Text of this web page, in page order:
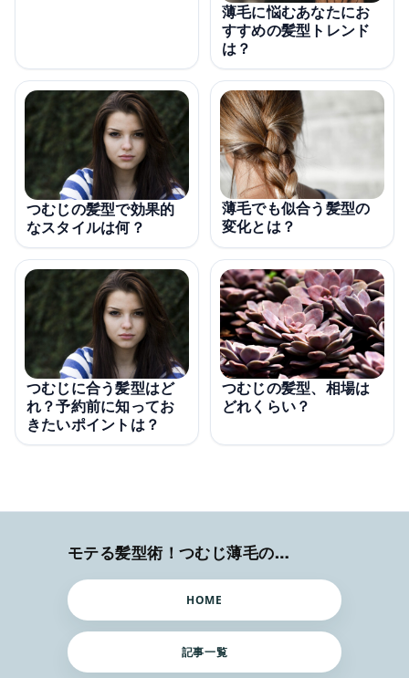
薄毛に悩むあなたにお
すすめの髪型トレンド
は？
つむじの髪型で効果的
なスタイルは何？
薄毛でも似合う髪型の
変化とは？
つむじに合う髪型はど
れ？予約前に知ってお
きたいポイントは？
つむじの髪型、相場は
どれくらい？
モテる髪型術！つむじ薄毛の隠し方
HOME
記事一覧